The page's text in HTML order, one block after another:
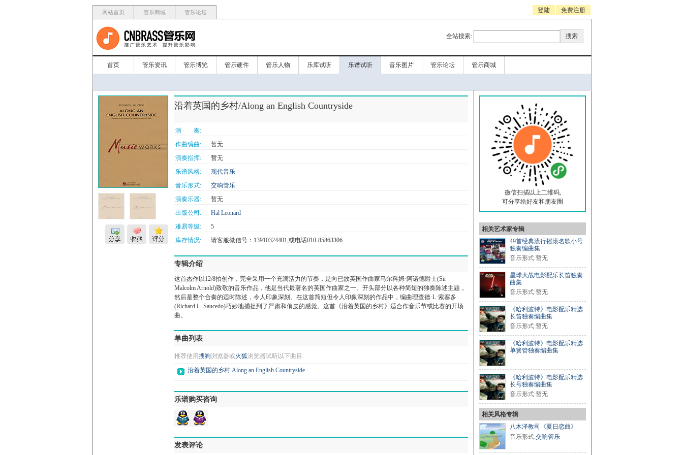
网站首页 管乐商城 管乐论坛 登陆 免费注册
全站搜索:
首页 管乐资讯 管乐博览 管乐硬件 管乐人物 乐库试听 乐谱试听 音乐图片 管乐论坛 管乐商城
沿着英国的乡村/Along an English Countryside
演 奏:
作曲编曲:
暂无
演奏指挥:
暂无
乐谱风格:
现代音乐
音乐形式:
交响管乐
演奏乐器:
暂无
出版公司:
Hal Leonard
难易等级:
5
库存情况:
请客服微信号：13910324401,或电话010-85863306
专辑介绍
这首杰作以12/8拍创作，完全采用一个充满活力的节奏，是向已故英国作曲家马尔科姆·阿诺德爵士(Sir
Malcolm Arnold)致敬的音乐作品，他是当代最著名的英国作曲家之一。开头部分以各种简短的独奏陈述主题，
然后是整个合奏的适时陈述，令人印象深刻。在这首简短但令人印象深刻的作品中，编曲理查德·L·索塞多
(Richard L. Saucedo)巧妙地捕捉到了严肃和俏皮的感觉。这首《沿着英国的乡村》适合作音乐节或比赛的开场
曲。
单曲列表
推荐使用搜狗浏览器或火狐浏览器试听以下曲目.
沿着英国的乡村 Along an English Countryside
乐谱购买咨询
发表评论
微信扫描以上二维码,
可分享给好友和朋友圈
相关艺术家专辑
49首经典流行摇滚名歌小号
独奏编曲集
音乐形式:暂无
星球大战电影配乐长笛独奏
曲集
音乐形式:暂无
《哈利波特》电影配乐精选
长笛独奏编曲集
音乐形式:暂无
《哈利波特》电影配乐精选
单簧管独奏编曲集
《哈利波特》电影配乐精选
长号独奏编曲集
音乐形式:暂无
相关风格专辑
八木泽教司《夏日恋曲》
音乐形式:交响管乐